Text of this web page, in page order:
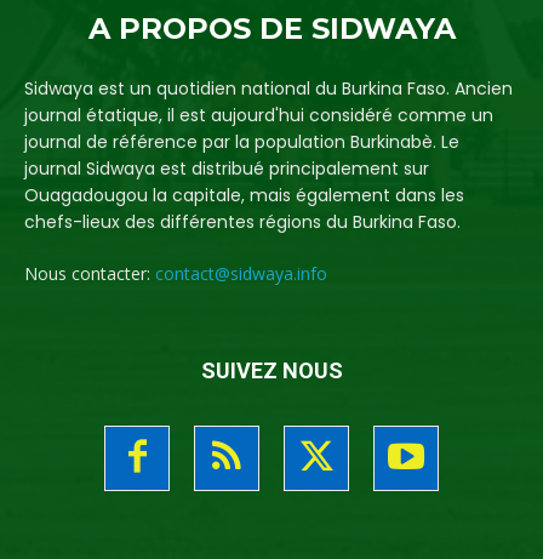
A PROPOS DE SIDWAYA
Sidwaya est un quotidien national du Burkina Faso. Ancien
journal étatique, il est aujourd'hui considéré comme un
journal de référence par la population Burkinabè. Le
journal Sidwaya est distribué principalement sur
Ouagadougou la capitale, mais également dans les
chefs-lieux des différentes régions du Burkina Faso.
Nous contacter: contact@sidwaya.info
SUIVEZ NOUS